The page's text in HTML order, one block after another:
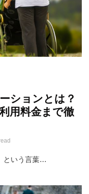
ションとは？
用料金まで徹
という言葉…